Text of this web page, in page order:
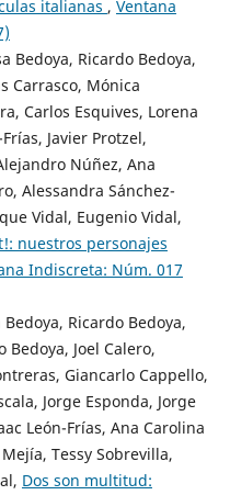
italianas , Ventana
Bedoya, Ricardo Bedoya,
Carrasco, Mónica
Carlos Esquives, Lorena
Javier Protzel,
Núñez, Ana
Alessandra Sánchez-
Vidal, Eugenio Vidal,
nuestros personajes
Indiscreta: Núm. 017
Ricardo Bedoya,
Bedoya, Joel Calero,
Giancarlo Cappello,
Jorge Esponda, Jorge
León-Frías, Ana Carolina
Tessy Sobrevilla,
Dos son multitud: